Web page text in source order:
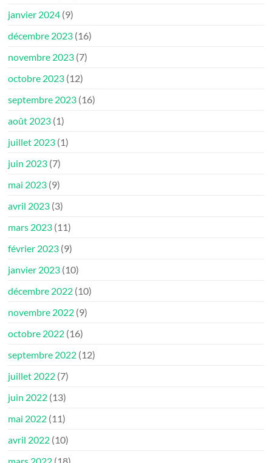
janvier 2024 (9)
décembre 2023 (16)
novembre 2023 (7)
octobre 2023 (12)
septembre 2023 (16)
août 2023 (1)
juillet 2023 (1)
juin 2023 (7)
mai 2023 (9)
avril 2023 (3)
mars 2023 (11)
février 2023 (9)
janvier 2023 (10)
décembre 2022 (10)
novembre 2022 (9)
octobre 2022 (16)
septembre 2022 (12)
juillet 2022 (7)
juin 2022 (13)
mai 2022 (11)
avril 2022 (10)